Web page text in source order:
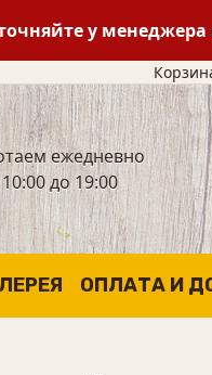
у менеджера
ежедневно
до 19:00
ОПЛАТА И